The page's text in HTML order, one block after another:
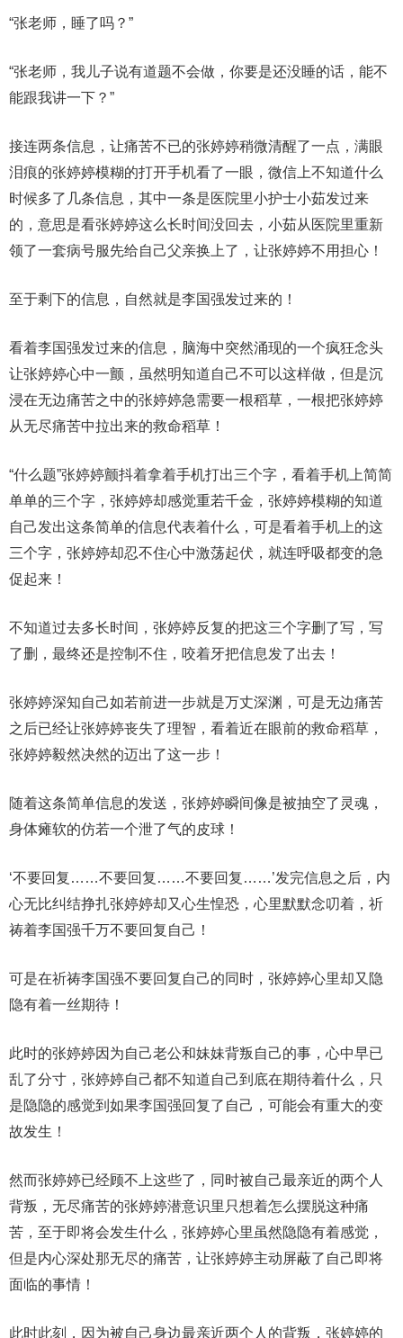
“张老师，睡了吗？”
“张老师，我儿子说有道题不会做，你要是还没睡的话，能不
能跟我讲一下？”
接连两条信息，让痛苦不已的张婷婷稍微清醒了一点，满眼
泪痕的张婷婷模糊的打开手机看了一眼，微信上不知道什么
时候多了几条信息，其中一条是医院里小护士小茹发过来
的，意思是看张婷婷这么长时间没回去，小茹从医院里重新
领了一套病号服先给自己父亲换上了，让张婷婷不用担心！
至于剩下的信息，自然就是李国强发过来的！
看着李国强发过来的信息，脑海中突然涌现的一个疯狂念头
让张婷婷心中一颤，虽然明知道自己不可以这样做，但是沉
浸在无边痛苦之中的张婷婷急需要一根稻草，一根把张婷婷
从无尽痛苦中拉出来的救命稻草！
“什么题”张婷婷颤抖着拿着手机打出三个字，看着手机上简简
单单的三个字，张婷婷却感觉重若千金，张婷婷模糊的知道
自己发出这条简单的信息代表着什么，可是看着手机上的这
三个字，张婷婷却忍不住心中激荡起伏，就连呼吸都变的急
促起来！
不知道过去多长时间，张婷婷反复的把这三个字删了写，写
了删，最终还是控制不住，咬着牙把信息发了出去！
张婷婷深知自己如若前进一步就是万丈深渊，可是无边痛苦
之后已经让张婷婷丧失了理智，看着近在眼前的救命稻草，
张婷婷毅然决然的迈出了这一步！
随着这条简单信息的发送，张婷婷瞬间像是被抽空了灵魂，
身体瘫软的仿若一个泄了气的皮球！
‘不要回复……不要回复……不要回复……’发完信息之后，内
心无比纠结挣扎张婷婷却又心生惶恐，心里默默念叨着，祈
祷着李国强千万不要回复自己！
可是在祈祷李国强不要回复自己的同时，张婷婷心里却又隐
隐有着一丝期待！
此时的张婷婷因为自己老公和妹妹背叛自己的事，心中早已
乱了分寸，张婷婷自己都不知道自己到底在期待着什么，只
是隐隐的感觉到如果李国强回复了自己，可能会有重大的变
故发生！
然而张婷婷已经顾不上这些了，同时被自己最亲近的两个人
背叛，无尽痛苦的张婷婷潜意识里只想着怎么摆脱这种痛
苦，至于即将会发生什么，张婷婷心里虽然隐隐有着感觉，
但是内心深处那无尽的痛苦，让张婷婷主动屏蔽了自己即将
面临的事情！
此时此刻，因为被自己身边最亲近两个人的背叛，张婷婷的